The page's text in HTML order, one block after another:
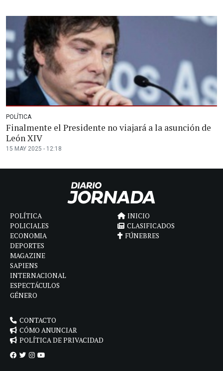
POLÍTICA
Finalmente el Presidente no viajará a la asunción de
León XIV
15 MAY 2025 - 12:18
POLÍTICA
POLICIALES
ECONOMIA
DEPORTES
MAGAZINE
SAPIENS
INTERNACIONAL
ESPECTÁCULOS
GÉNERO
INICIO
CLASIFICADOS
FÚNEBRES
CONTACTO
CÓMO ANUNCIAR
POLÍTICA DE PRIVACIDAD